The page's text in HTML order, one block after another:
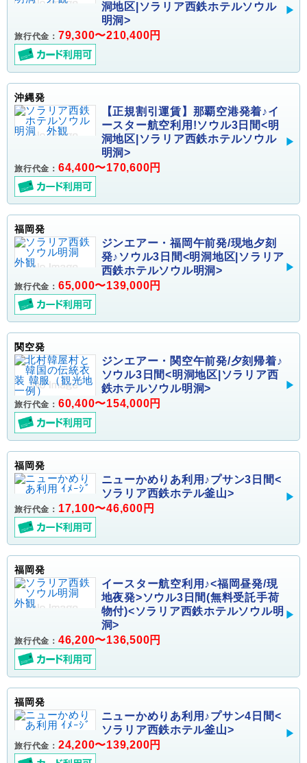
洞地区|ソラリア西鉄ホテルソウル
明洞>
旅行代金： 79,300〜210,400円
沖縄発
【正規割引運賃】那覇空港発着♪イ
ースター航空利用!ソウル3日間<明
洞地区|ソラリア西鉄ホテルソウル
明洞>
旅行代金： 64,400〜170,600円
福岡発
ジンエアー・福岡午前発/現地夕刻
発♪ソウル3日間<明洞地区|ソラリア
西鉄ホテルソウル明洞>
旅行代金： 65,000〜139,000円
関空発
ジンエアー・関空午前発/夕刻帰着♪
ソウル3日間<明洞地区|ソラリア西
鉄ホテルソウル明洞>
旅行代金： 60,400〜154,000円
福岡発
ニューかめりあ利用♪プサン3日間<
ソラリア西鉄ホテル釜山>
旅行代金： 17,100〜46,600円
福岡発
イースター航空利用♪<福岡昼発/現
地夜発>ソウル3日間(無料受託手荷
物付)<ソラリア西鉄ホテルソウル明
洞>
旅行代金： 46,200〜136,500円
福岡発
ニューかめりあ利用♪プサン4日間<
ソラリア西鉄ホテル釜山>
旅行代金： 24,200〜139,200円